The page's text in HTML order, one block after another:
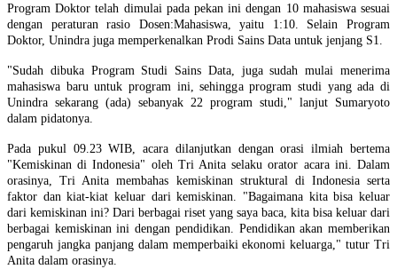
Program Doktor telah dimulai pada pekan ini dengan 10 mahasiswa sesuai
dengan peraturan rasio Dosen:Mahasiswa, yaitu 1:10. Selain Program
Doktor, Unindra juga memperkenalkan Prodi Sains Data untuk jenjang S1.
"Sudah dibuka Program Studi Sains Data, juga sudah mulai menerima
mahasiswa baru untuk program ini, sehingga program studi yang ada di
Unindra sekarang (ada) sebanyak 22 program studi," lanjut Sumaryoto
dalam pidatonya.
Pada pukul 09.23 WIB, acara dilanjutkan dengan orasi ilmiah bertema
"Kemiskinan di Indonesia" oleh Tri Anita selaku orator acara ini. Dalam
orasinya, Tri Anita membahas kemiskinan struktural di Indonesia serta
faktor dan kiat-kiat keluar dari kemiskinan. "Bagaimana kita bisa keluar
dari kemiskinan ini? Dari berbagai riset yang saya baca, kita bisa keluar dari
berbagai kemiskinan ini dengan pendidikan. Pendidikan akan memberikan
pengaruh jangka panjang dalam memperbaiki ekonomi keluarga," tutur Tri
Anita dalam orasinya.